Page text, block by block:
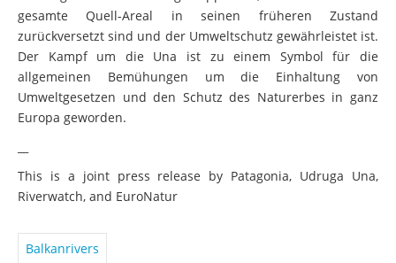
gesamte Quell-Areal in seinen früheren Zustand
zurückversetzt sind und der Umweltschutz gewährleistet ist.
Der Kampf um die Una ist zu einem Symbol für die
allgemeinen Bemühungen um die Einhaltung von
Umweltgesetzen und den Schutz des Naturerbes in ganz
Europa geworden.
This is a joint press release by Patagonia, Udruga Una,
Riverwatch, and EuroNatur
Balkanrivers